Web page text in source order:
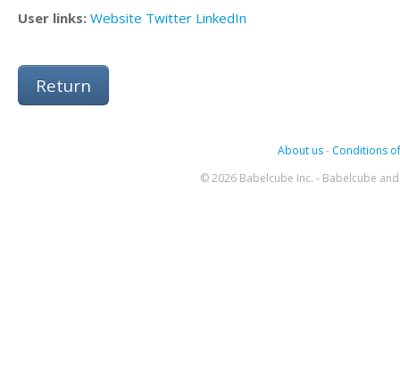
User links: Website Twitter LinkedIn
Return
About us- Conditions
© 2026 Babelcube Inc. - Babelcube